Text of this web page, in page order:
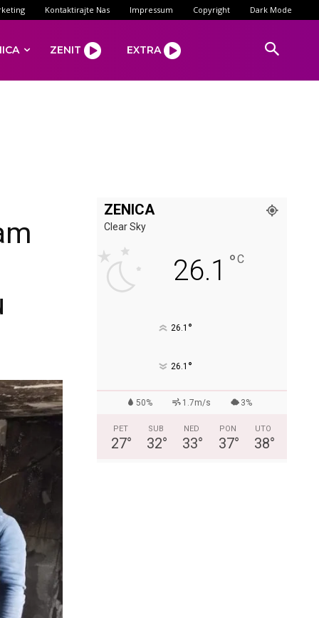
Kontaktirajte Nas Impressum Copyright Dark Mode
ZENIT EXTRA
ZENICA
Clear Sky
26.1 °C
26.1 °
26.1 °
50% 1.7m/s 3%
PET
27°
SUB
32°
NED
33°
PON
37°
UTO
38°